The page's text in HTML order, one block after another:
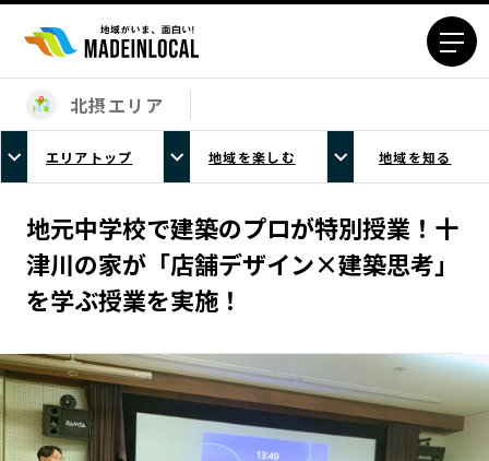
エリアから探す
北海道エリア
青森エリア
岩手エリア
宮城エリア
秋田エリア
山形エリア
福島エリア
茨城エリア
栃木エリア
埼玉エリア
千葉エリア
東京23区エリア
多摩エリア
神奈川エリア
新潟エリア
富山エリア
石川エリア
北摂エリア
エリアトップ 地域を楽しむ 地域を知る
地元中学校で建築のプロが特別授業！十
津川の家が「店舗デザイン×建築思考」
を学ぶ授業を実施！